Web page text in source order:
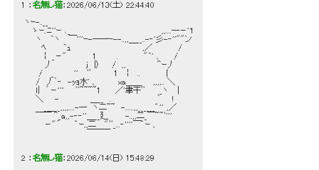
1 ： 名無し猫：2026/06/13(土) 22:44:40
ヽｰ-..__
ゝｰ..ﾆ''ｰ ､_　　　　　　　　　　　　　　　　,,....―－'１
ヽ　 `ヽ　 ￣'''ｰ-―一ｰ--..,,＿__..-‐'彡-‐''""ン
ﾍ　　　`ｭ　　　　　　　　　　　 　,／　　　　 /
￤ _－" 　　　　1　　　 .　　　　 "`' 、　　/
丿　　　　　　j　|〉　　/　,,　　　　　 ＾ｰ丿
/　 _　　　 ''　 ﾞﾞ　　　　1　￤　..　　　　丨
/　丿｀‐　-ｯｮ水' 、　　　 xa＿＿　　,,,,.. ＼
l|　´－'''　　ﾞﾞ~~~~1　　 ／'聿千ﾞﾞ　　 _ヽ　│
＼　　-　　　　　 ＿__　.　　　　　　　　｀　　!
_＿__,,,,....-一　ヽ二~~　-......,,______゛'' ,／
￣￣ ＾_a,,-‐‐''＿__廴　　　-..,,二_￣~~ﾞ'''
－"´　　 ゛ｰ,,二　 "ﾞﾞ_...‐''''￣゛ｰ 、
2 ： 名無し猫：2026/06/14(日) 15:48:29